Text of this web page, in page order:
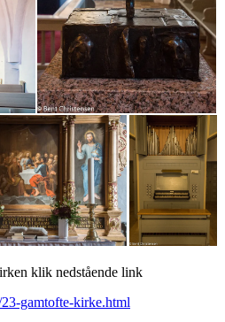
klik nedstående link
gamtofte-kirke.html